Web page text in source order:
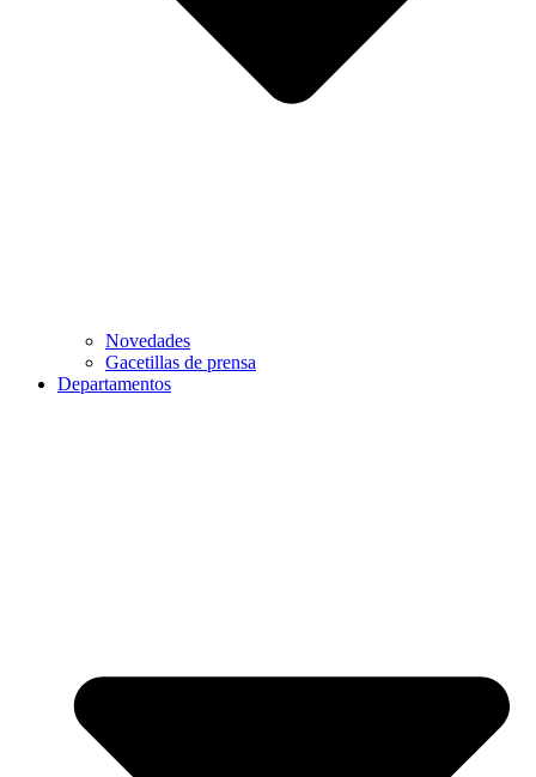
Novedades
Gacetillas de prensa
Departamentos